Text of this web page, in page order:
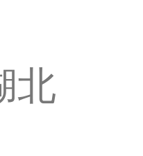
北